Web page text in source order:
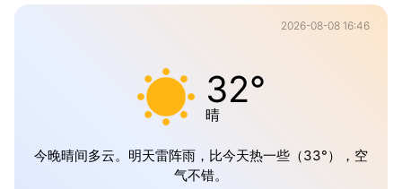
2026-08-08 16:46
32°
晴
今晚晴间多云。明天雷阵雨，比今天热一些（33°），空
气不错。